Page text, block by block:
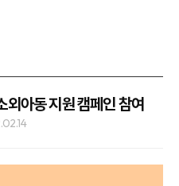
외아동 지원 캠페인 참여